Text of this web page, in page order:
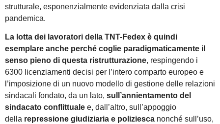
strutturale, esponenzialmente evidenziata dalla crisi
pandemica.
La lotta dei lavoratori della TNT-Fedex è quindi
esemplare anche perché coglie paradigmaticamente il
senso pieno di questa ristrutturazione, respingendo i
6300 licenziamenti decisi per l’intero comparto europeo e
l’imposizione di un nuovo modello di gestione delle relazioni
sindacali fondato, da un lato, sull’annientamento del
sindacato conflittuale e, dall’altro, sull’appoggio
della repressione giudiziaria e poliziesca nonché sull’uso,